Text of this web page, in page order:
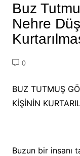
Buz
Nehre
0
BUZ TUTMUŞ
KİŞİNİN
Buzun bir insanı